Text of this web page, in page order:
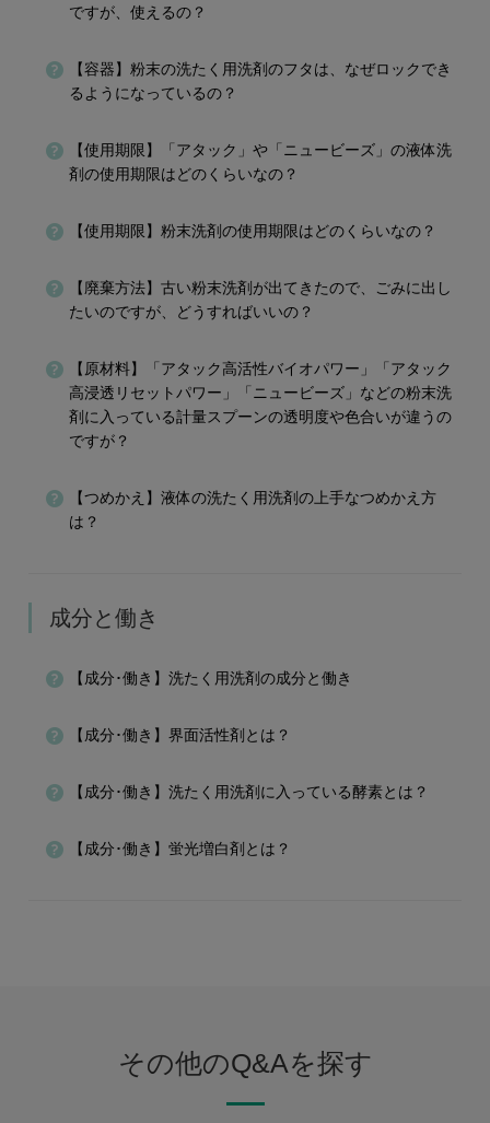
ですが、使えるの？
【容器】粉末の洗たく用洗剤のフタは、なぜロックでき
るようになっているの？
【使用期限】「アタック」や「ニュービーズ」の液体洗
剤の使用期限はどのくらいなの？
【使用期限】粉末洗剤の使用期限はどのくらいなの？
【廃棄方法】古い粉末洗剤が出てきたので、ごみに出し
たいのですが、どうすればいいの？
【原材料】「アタック高活性バイオパワー」「アタック
高浸透リセットパワー」「ニュービーズ」などの粉末洗
剤に入っている計量スプーンの透明度や色合いが違うの
ですが？
【つめかえ】液体の洗たく用洗剤の上手なつめかえ方
は？
成分と働き
【成分･働き】洗たく用洗剤の成分と働き
【成分･働き】界面活性剤とは？
【成分･働き】洗たく用洗剤に入っている酵素とは？
【成分･働き】蛍光増白剤とは？
その他のQ&Aを探す